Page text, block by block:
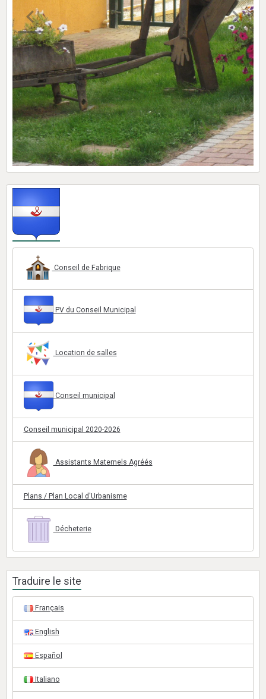
Conseil de Fabrique
PV du Conseil Municipal
Location de salles
Conseil municipal
Conseil municipal 2020-2026
Assistants Maternels Agréés
Plans / Plan Local d'Urbanisme
Décheterie
Traduire le site
Français
English
Español
Italiano